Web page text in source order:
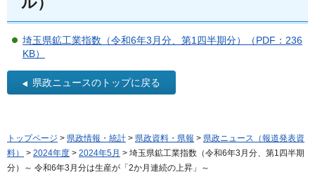
埼玉県鉱工業指数（令和6年3月分、第1四半期分）（PDF：236
KB）
県政ニュースのトップに戻る
トップページ > 県政情報・統計 > 県政資料・県報 > 県政ニュース（報道発表資
料）
> 2024年度 > 2024年5月 > 埼玉県鉱工業指数（令和6年3月分、第1四半期
分）～ 令和6年3月分は生産が「2か月連続の上昇」～